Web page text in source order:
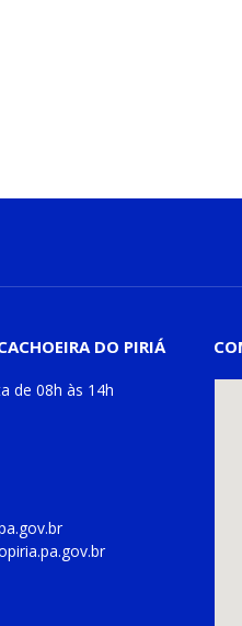
DO PIRIÁ
de 08h às 14h